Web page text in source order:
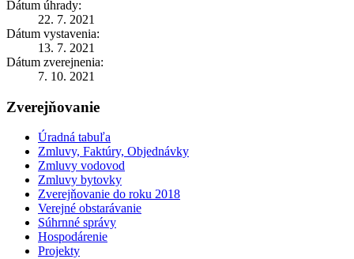
Dátum úhrady:
22. 7. 2021
Dátum vystavenia:
13. 7. 2021
Dátum zverejnenia:
7. 10. 2021
Zverejňovanie
Úradná tabuľa
Zmluvy, Faktúry, Objednávky
Zmluvy vodovod
Zmluvy bytovky
Zverejňovanie do roku 2018
Verejné obstarávanie
Súhrnné správy
Hospodárenie
Projekty